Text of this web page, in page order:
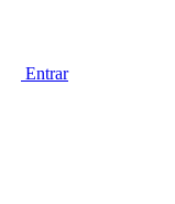
Entrar